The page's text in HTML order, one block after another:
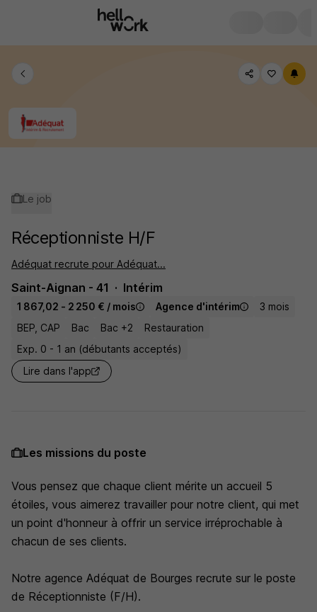
Le job
Réceptionniste H/F
Adéquat recrute pour Adéquat...
Saint-Aignan - 41 Intérim
1 867,02 - 2 250 € / mois Agence d'intérim
3 mois
BEP, CAP
Bac Bac +2
Restauration
Exp. 0 - 1 an (débutants acceptés)
Lire dans l'app
Les missions du poste
Vous pensez que chaque client mérite un accueil 5
étoiles, vous aimerez travailler pour notre client, qui met
un point d'honneur à offrir un service irréprochable à
chacun de ses clients.
Notre agence Adéquat de Bourges recrute sur le poste
de Réceptionniste (F/H).